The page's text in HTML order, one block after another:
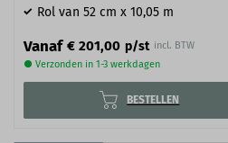
Rol van 52 cm x 10,05 m
Vanaf € 201,00 p/st incl. BTW
● Verzonden in 1-3 werkdagen
BESTELLEN